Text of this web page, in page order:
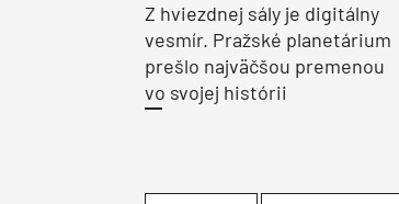
Z hviezdnej sály je digitálny
vesmír. Pražské planetárium
prešlo najväčšou premenou
vo svojej histórii